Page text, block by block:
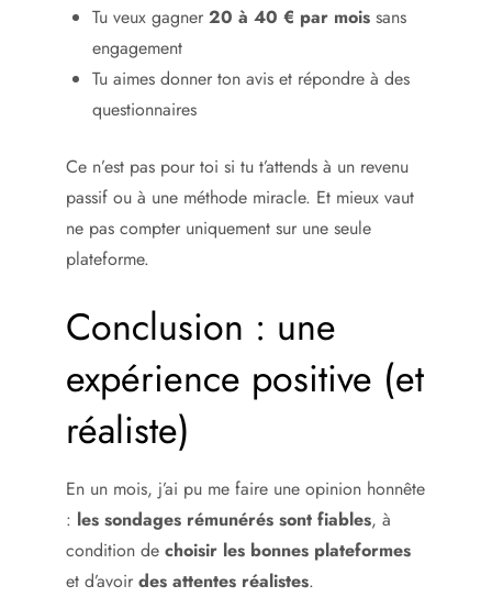
Tu veux gagner 20 à 40 € par mois sans
engagement
Tu aimes donner ton avis et répondre à des
questionnaires
Ce n’est pas pour toi si tu t’attends à un revenu
passif ou à une méthode miracle. Et mieux vaut
ne pas compter uniquement sur une seule
plateforme.
Conclusion : une
expérience positive (et
réaliste)
En un mois, j’ai pu me faire une opinion honnête
: les sondages rémunérés sont fiables, à
condition de choisir les bonnes plateformes
et d’avoir des attentes réalistes.